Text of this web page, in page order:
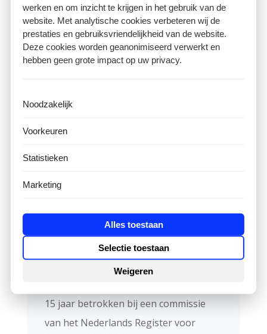
osteopathie aan toe en startte zijn
osteopathiepraktijk Landgoed
Zonnestraal in Hilversum.
opleidingen en cursussen binnen de
Panta Rhei en opleidingsmethode De
Bakker) en acupunctuur (Academie
Naast zijn werk in eigen praktijk, liep
Tako stage in meerdere instellingen,
waaronder het ziekenhuis van Qing
15 jaar betrokken bij een commissie
van het Nederlands Register voor
werken en om inzicht te krijgen in het gebruik van de
website. Met analytische cookies verbeteren wij de
prestaties en gebruiksvriendelijkheid van de website.
Deze cookies worden geanonimiseerd verwerkt en
hebben geen grote impact op uw privacy.
Noodzakelijk
Voorkeuren
Statistieken
Marketing
Alles toestaan
Selectie toestaan
Weigeren